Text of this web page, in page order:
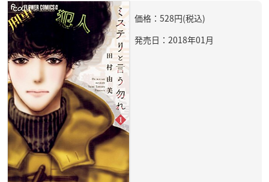
価格：528円(税込)
発売日：2018年01月